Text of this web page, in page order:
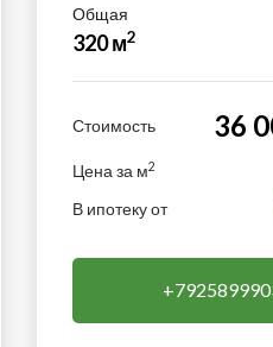
Общая
320 м2
Стоимость 36
Цена за м2
В ипотеку от